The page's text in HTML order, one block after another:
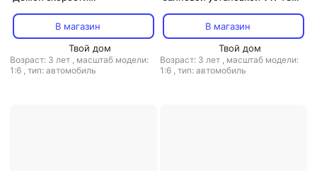
синяя 3764007
В магазин
Твой дом
Возраст: 3 лет , масштаб модели:
1:6 , тип: автомобиль
В магазин
Твой дом
Возраст: 3 лет , масштаб модели:
1:6 , тип: автомобиль